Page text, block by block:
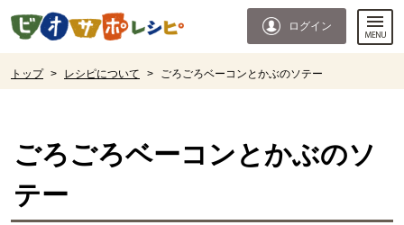
ページの先頭です。
ログイン
トップ > レシピについて > ごろごろベーコンとかぶのソテー
ごろごろベーコンとかぶのソ
テー